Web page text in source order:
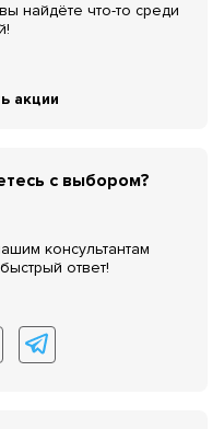
найдёте что-то среди
акции
с выбором?
консультантам
ответ!